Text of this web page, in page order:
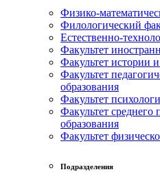
Физико-
Филологический
Естественно-
Факультет
Факультет истории
Факультет
образования
Факультет
Факультет среднего
образования
Факультет
Подразделения